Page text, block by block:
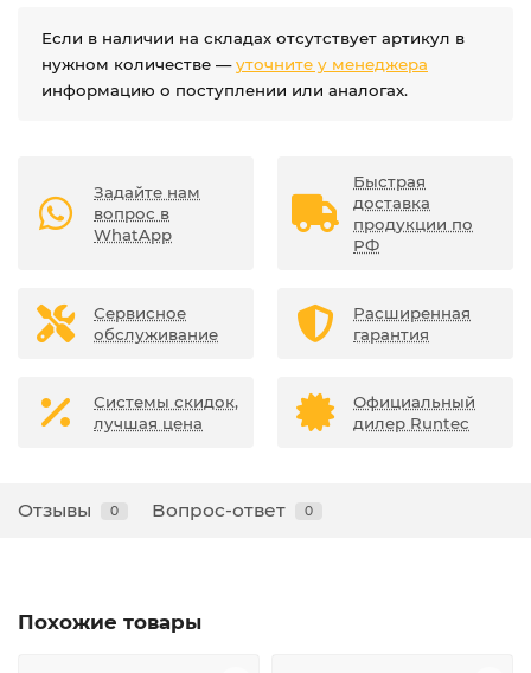
Если в наличии на складах отсутствует артикул в
нужном количестве —уточните у менеджера
информацию о поступлении или аналогах.
Задайте нам
вопрос в
WhatApp
Быстрая
доставка
продукции по
РФ
Сервисное
обслуживание
Расширенная
гарантия
Системы скидок,
лучшая цена
Официальный
дилер Runtec
Отзывы 0 Вопрос-ответ 0
Похожие товары